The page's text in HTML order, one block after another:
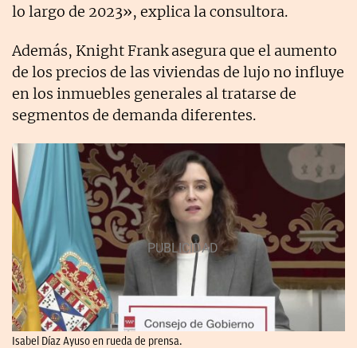
lo largo de 2023», explica la consultora.
Además, Knight Frank asegura que el aumento
de los precios de las viviendas de lujo no influye
en los inmuebles generales al tratarse de
segmentos de demanda diferentes.
Isabel Díaz Ayuso en rueda de prensa.